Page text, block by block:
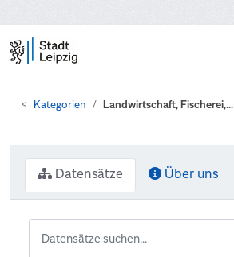
Kategorien Landwirtschaft, Fischerei,...
Datensätze Über uns